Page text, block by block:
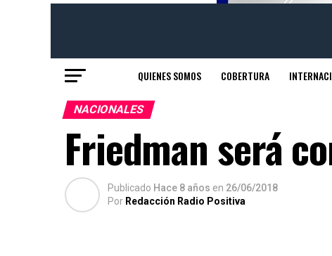
QUIENES SOMOS COBERTURA
NACIONALES
Friedman será
Publicado Hace 8 años en 26/06/2018
Por Redacción Radio Positiva